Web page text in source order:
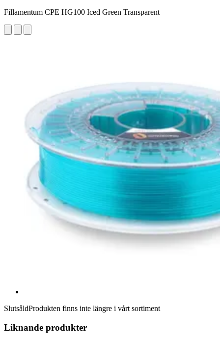
Fillamentum CPE HG100 Iced Green Transparent
SlutsåldProdukten finns inte längre i vårt sortiment
Liknande produkter